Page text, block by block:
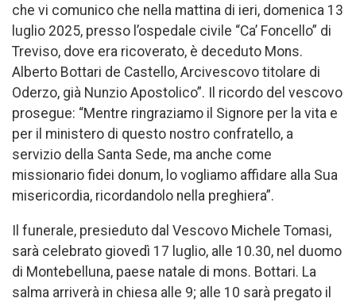
che vi comunico che nella mattina di ieri, domenica 13
luglio 2025, presso l’ospedale civile “Ca’ Foncello” di
Treviso, dove era ricoverato, è deceduto Mons.
Alberto Bottari de Castello, Arcivescovo titolare di
Oderzo, già Nunzio Apostolico”. Il ricordo del vescovo
prosegue: “Mentre ringraziamo il Signore per la vita e
per il ministero di questo nostro confratello, a
servizio della Santa Sede, ma anche come
missionario fidei donum, lo vogliamo affidare alla Sua
misericordia, ricordandolo nella preghiera”.
Il funerale, presieduto dal Vescovo Michele Tomasi,
sarà celebrato giovedì 17 luglio, alle 10.30, nel duomo
di Montebelluna, paese natale di mons. Bottari. La
salma arriverà in chiesa alle 9; alle 10 sarà pregato il